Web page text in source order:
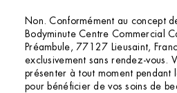
Non. Conformément au concept
Bodyminute Centre Commercial
Préambule, 77127 Lieusaint,
exclusivement sans rendez-vous.
présenter à tout moment pendant
pour bénéficier de vos soins de